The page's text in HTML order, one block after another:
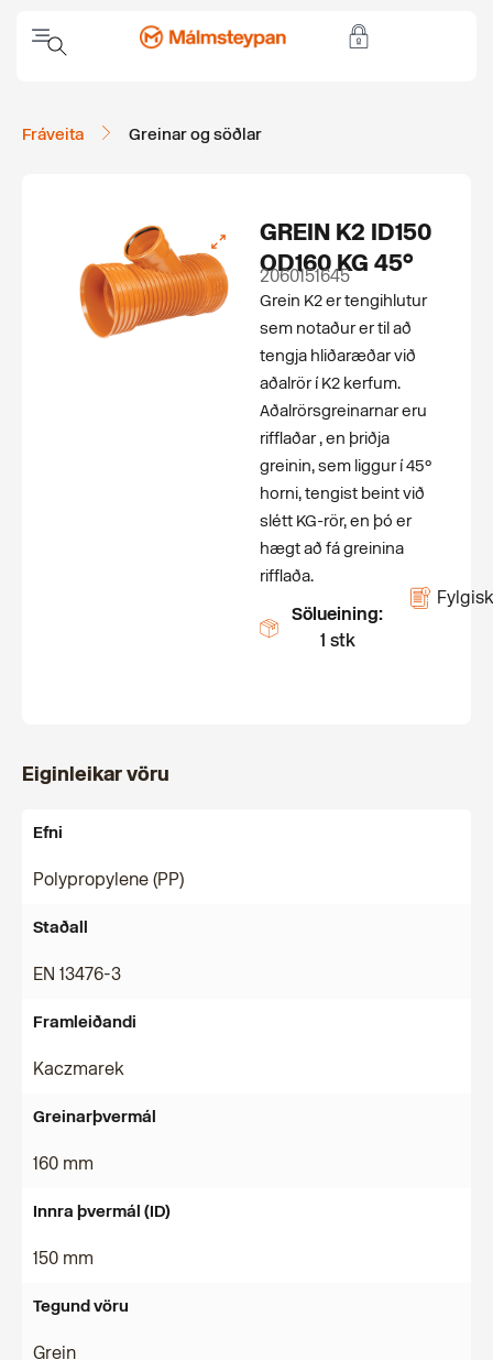
Fráveita Greinar og söðlar
GREIN K2 ID150
OD160 KG 45°
2060151645
Grein K2 er tengihlutur
sem notaður er til að
tengja hliðaræðar við
aðalrör í K2 kerfum.
Aðalrörsgreinarnar eru
rifflaðar , en þriðja
greinin, sem liggur í 45°
horni, tengist beint við
slétt KG-rör, en þó er
hægt að fá greinina
rifflaða.
Sölueining:
1 stk
Eiginleikar vöru
Efni
Polypropylene (PP)
Staðall
EN 13476-3
Framleiðandi
Kaczmarek
Greinarþvermál
160 mm
Innra þvermál (ID)
150 mm
Tegund vöru
Grein